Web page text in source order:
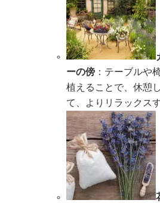
ーの傍 ：テーブルや
植えることで、休憩
て、よりリラックス